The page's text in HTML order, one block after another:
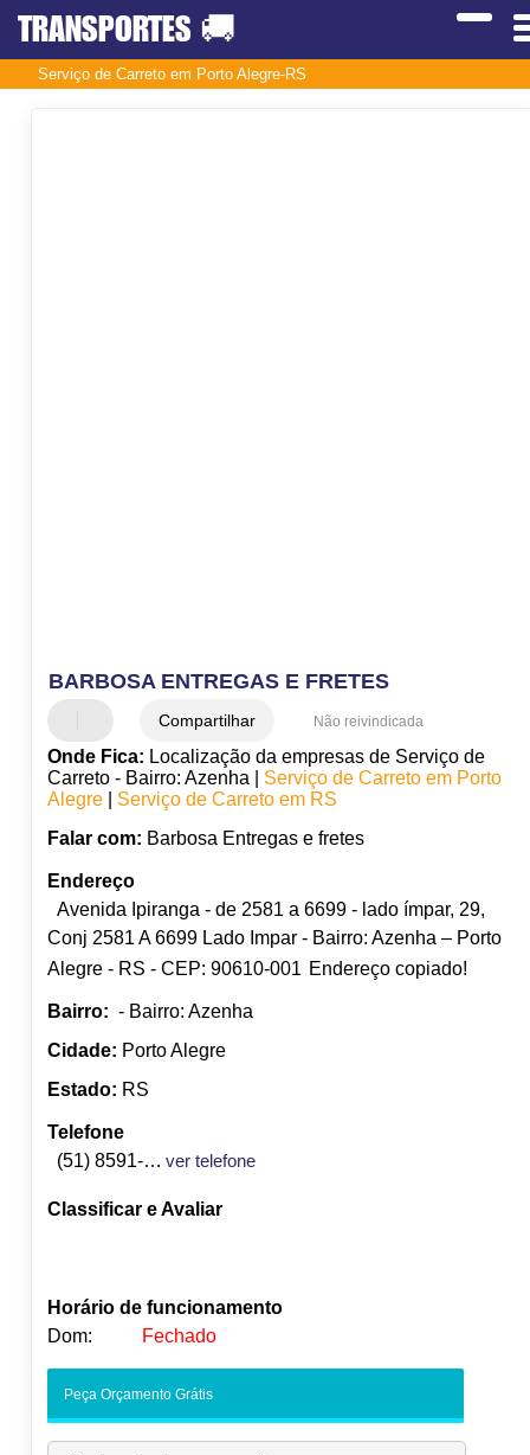
TRANSPORTES 🚚
Serviço de Carreto em Porto Alegre-RS
BARBOSA ENTREGAS E FRETES
Compartilhar Não reivindicada
Onde Fica: Localização da empresas de Serviço de
Carreto - Bairro: Azenha | Serviço de Carreto em Porto
Alegre| Serviço de Carreto em RS
Falar com: Barbosa Entregas e fretes
Endereço
Avenida Ipiranga - de 2581 a 6699 - lado ímpar, 29,
Conj 2581 A 6699 Lado Impar - Bairro: Azenha – Porto
Alegre - RS - CEP: 90610-001 Endereço copiado!
Bairro: - Bairro: Azenha
Cidade: Porto Alegre
Estado: RS
Telefone
(51) 8591-8491
ver telefone
Classificar e Avaliar
Horário de funcionamento
Dom:
Fechado
-
Qua:
09:00-18:00
Peça Orçamento Grátis